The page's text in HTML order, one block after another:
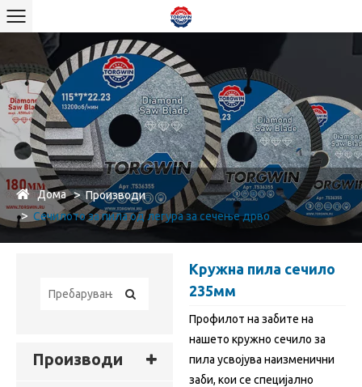
Дома
Производи
Сечилото за пила од легура за сечење дрво
Производи
Кружна пила сечило
235мм
Профилот на забите на
нашето кружно сечило за
пила усвојува наизменични
заби, кои се специјално